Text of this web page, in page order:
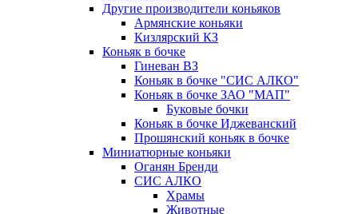
Другие производители коньяков
Армянские коньяки
Кизлярский КЗ
Коньяк в бочке
Гиневан ВЗ
Коньяк в бочке "СИС АЛКО"
Коньяк в бочке ЗАО "МАП"
Буковые бочки
Коньяк в бочке Иджеванский
Прошянский коньяк в бочке
Миниатюрные коньяки
Оганян Бренди
СИС АЛКО
Храмы
Животные